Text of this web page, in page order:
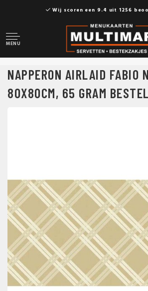
Wij scoren een 9.4 uit 1256
MENU
NAPPERON AIRLAID FABIO
80X80CM, 65 GRAM